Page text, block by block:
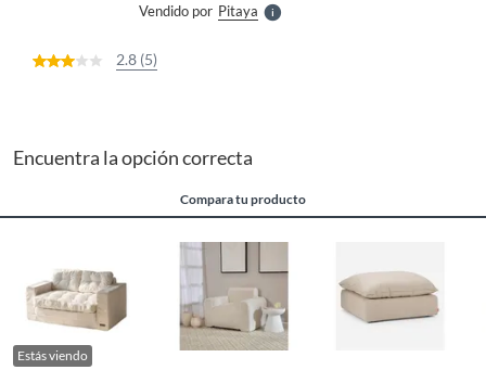
Vendido por PitayaS
2.8 (5)
Encuentra la opción correcta
Compara tu producto
Estás viendo